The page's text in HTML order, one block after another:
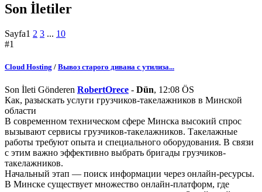
Son İletiler
Sayfa1 2 3 ... 10
#1
Cloud Hosting / Вывоз старого дивана с утилиза...
Son İleti Gönderen RobertOrece - Dün, 12:08 ÖS
Как, разыскать услуги грузчиков-такелажников в Минской
области
В современном техническом сфере Минска высокий спрос
вызывают сервисы грузчиков-такелажников. Такелажные
работы требуют опыта и специального оборудования. В связи
с этим важно эффективно выбрать бригады грузчиков-
такелажников.
Начальный этап — поиск информации через онлайн-ресурсы.
В Минске существует множество онлайн-платформ, где